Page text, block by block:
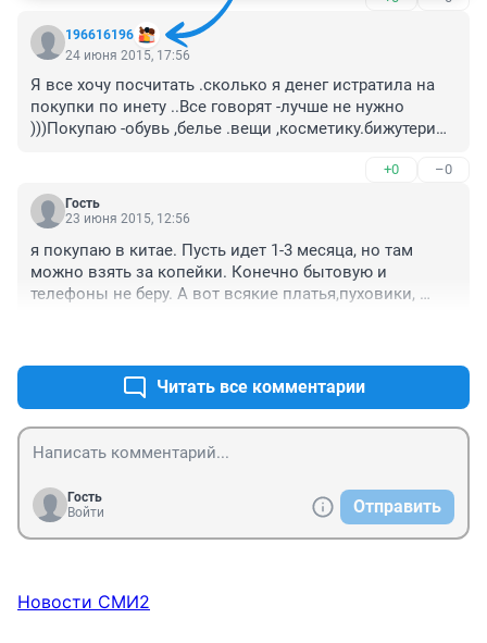
196616196
24 июня 2015, 17:56
Я все хочу посчитать .сколько я денег истратила на
покупки по инету ..Все говорят -лучше не нужно
)))Покупаю -обувь ,белье .вещи ,косметику.бижутерию
посещать торговые центры .Конечно ,есть опасность
,что вещь может не подойти ..только раз случилось
.Купила офигенные туфли .но оказались слишком
отлично . ..Конечно .шубу ,кожаную верхнюю одежду
следует покупать в магазине .
+0 –0
Гость
23 июня 2015, 12:56
я покупаю в китае. Пусть идет 1-3 месяца, но там
можно взять за копейки. Конечно бытовую и
телефоны не беру. А вот всякие платья,пуховики,
Читать все комментарии
Гость
Войти
Отправить
Новости СМИ2